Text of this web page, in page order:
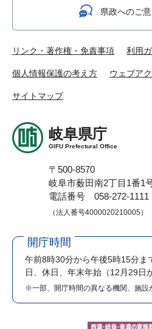
県政へのご
リンク・著作権・免責事項 利用
個人情報保護の考え方 ウェブア
サイトマップ
岐阜県庁
GIFU Prefectural Office
〒500-8570
岐阜市薮田南2丁目1番1
電話番号 058-272-1111
（法人番号4000020210005）
開庁時間
午前8時30分から午後5時15分ま
日、休日、年末年始（12月29日
※一部、開庁時間の異なる機関、施設